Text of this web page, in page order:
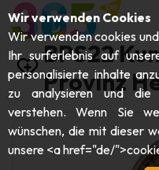
Abteien & Religiöse
BPS22
Provinz
Wir verwenden Cookies
Wir verwenden cookies
Ihr surferlebnis auf
personalisierte inhalte
zu analysieren und
verstehen. Wenn Sie
wünschen, die mit dieser
unsere <a href="de/